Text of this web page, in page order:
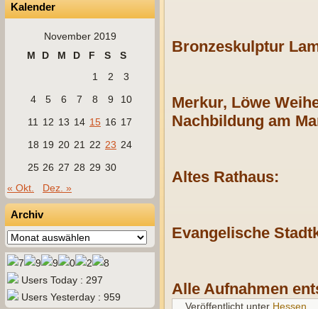
Kalender
November 2019
M
D M D F S
S
1
2
3
4
5 6 7 8 9
10
11
12 13 14 15 16 17
18 19 20 21 22 23 24
25 26 27 28 29 30
« Okt.
Dez. »
Archiv
Archiv
Users Today : 297
Users Yesterday : 959
Bronzeskulptur
Merkur, Löwe
Nachbildung am
Altes Rathaus:
Evangelische
Alle Aufnahmen
Veröffentlicht unter Hessen